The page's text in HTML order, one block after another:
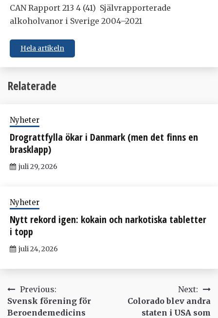
CAN Rapport 213 4 (41) Självrapporterade
alkoholvanor i Sverige 2004–2021
Hela artikeln
Relaterade
Nyheter
Drograttfylla ökar i Danmark (men det finns en
brasklapp)
juli 29, 2026
Nyheter
Nytt rekord igen: kokain och narkotiska tabletter
i topp
juli 24, 2026
Inläggsnavigering
Previous:
Svensk förening för
Beroendemedicins
Next:
Colorado blev andra
staten i USA som